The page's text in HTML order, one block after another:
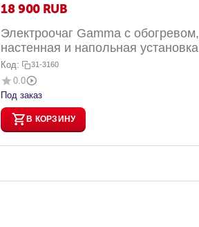
18 900 RUB
Электроочаг Gamma с обогревом,
настенная и напольная установка
Код: 31-3160
0.0
Под заказ
В КОРЗИНУ